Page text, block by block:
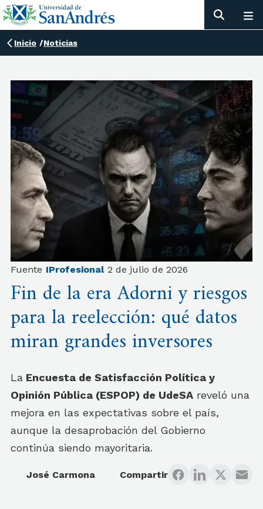
Inicio /Noticias
Fuente IProfesional 2 de julio de 2026
Fin de la era Adorni y riesgos
para la reelección: qué datos
miran grandes inversores
La Encuesta de Satisfacción Política y
Opinión Pública (ESPOP) de UdeSA reveló una
mejora en las expectativas sobre el país,
aunque la desaprobación del Gobierno
continúa siendo mayoritaria.
José Carmona Compartir